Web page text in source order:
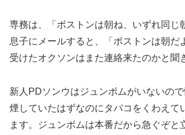
専務は、「ボストンは朝ね、いずれ同じ
息子にメールすると、「ボストンは朝だ
受けたオクソンはまた連絡来たのかと聞
新人PDソンウはジュンボムがいないの
煙していたはずなのにタバコをくわえて
ます。ジュンボムは本番だから急ぐぞと